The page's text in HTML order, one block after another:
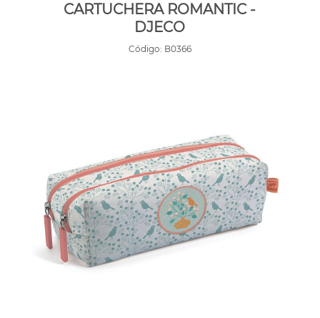
CARTUCHERA ROMANTIC -
DJECO
Código: B0366